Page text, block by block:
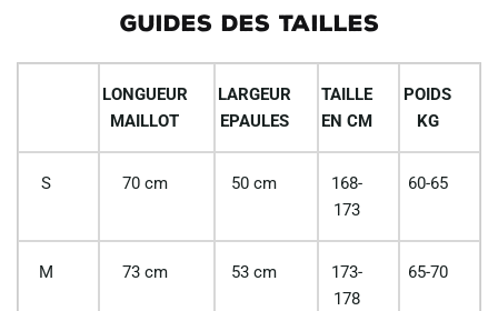
GUIDES DES TAILLES
LONGUEUR
MAILLOT
LARGEUR
EPAULES
TAILLE
EN CM
POIDS
KG
S 70 cm 50 cm
168-
173
60-65
M 73 cm 53 cm
173-
178
65-70